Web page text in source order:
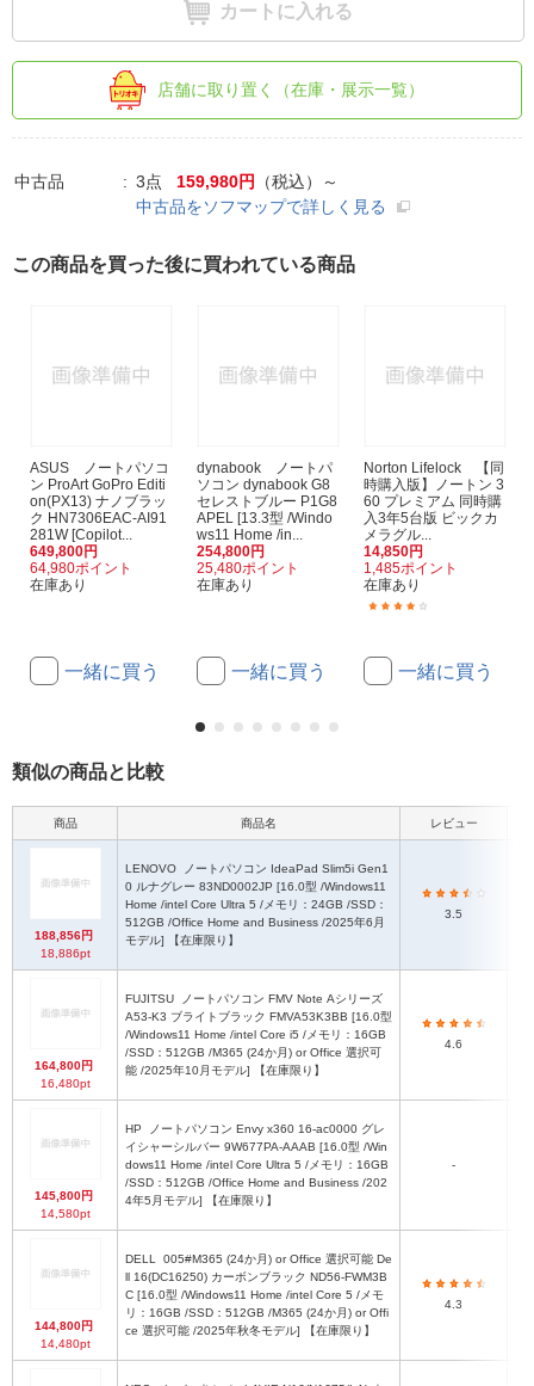
カートに入れる
店舗に取り置く（在庫・展示一覧）
中古品 3点 159,980円
（税込）～
中古品をソフマップで詳しく見る
この商品を買った後に買われている商品
ASUS ノートパソコ
ン ProArt GoPro Editi
on(PX13) ナノブラッ
ク HN7306EAC-AI91
281W [Copilot...
649,800円
64,980ポイント
在庫あり
一緒に買う
dynabook ノートパ
ソコン dynabook G8
セレストブルー P1G8
APEL [13.3型 /Windo
ws11 Home /in...
254,800円
25,480ポイント
在庫あり
一緒に買う
Norton Lifelock 【同
時購入版】ノートン 3
60 プレミアム 同時購
入3年5台版 ビックカ
メラグル...
14,850円
1,485ポイント
在庫あり
一緒に買う
類似の商品と比較
商品 商品名 レビュー
188,856円
18,886pt
LENOVO
0 ルナグレー 83ND0002JP [16.0型 /Windows11
Home /intel Core Ultra 5 /メモリ：24GB /SSD：
512GB /Office Home and Business /2025年6月
モデル] 【在庫限り】
3.5
164,800円
16,480pt
FUJITSU
A53-K3 ブライトブラック FMVA53K3BB [16.0型
/Windows11 Home /intel Core i5 /メモリ：16GB
/SSD：512GB /M365 (24か月) or Office 選択可
能 /2025年10月モデル] 【在庫限り】
4.6
145,800円
14,580pt
HP
イシャーシルバー 9W677PA-AAAB [16.0型 /Win
dows11 Home /intel Core Ultra 5 /メモリ：16GB
/SSD：512GB /Office Home and Business /202
4年5月モデル] 【在庫限り】
-
144,800円
14,480pt
DELL
ll 16(DC16250) カーボンブラック ND56-FWM3B
C [16.0型 /Windows11 Home /intel Core 5 /メモ
リ：16GB /SSD：512GB /M365 (24か月) or Offi
ce 選択可能 /2025年秋冬モデル] 【在庫限り】
4.3